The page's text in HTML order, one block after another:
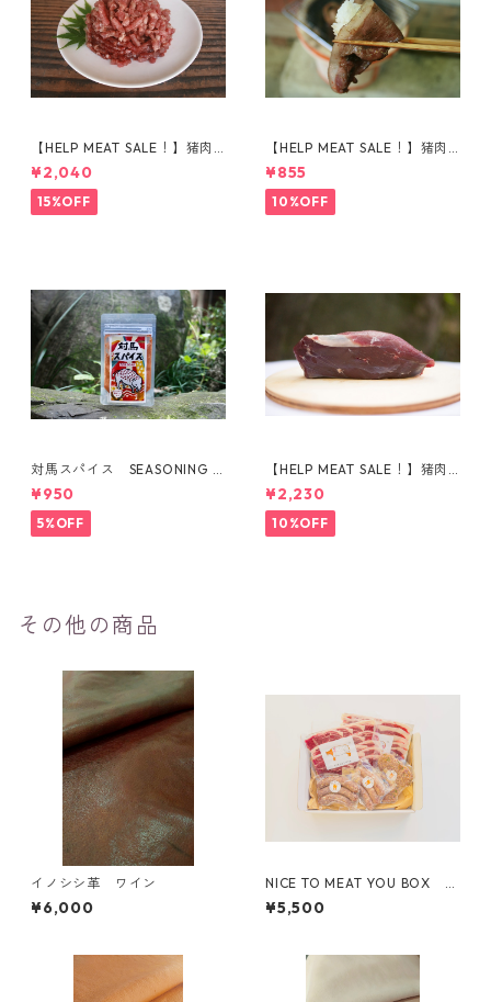
【HELP MEAT SALE！】猪肉
挽き肉 500g
¥2,040
15%OFF
【HELP MEAT SALE！】猪肉
ウデ肉 スライス 150g
¥855
10%OFF
対馬スパイス SEASONING F
OR BOAR
¥950
5%OFF
【HELP MEAT SALE！】猪肉
ももブロック（395g）
¥2,230
10%OFF
その他の商品
イノシシ革 ワイン
¥6,000
NICE TO MEAT YOU BOX
【スライス×2P/ソーセージ×2
P/ハンバーグ×1P】
¥5,500